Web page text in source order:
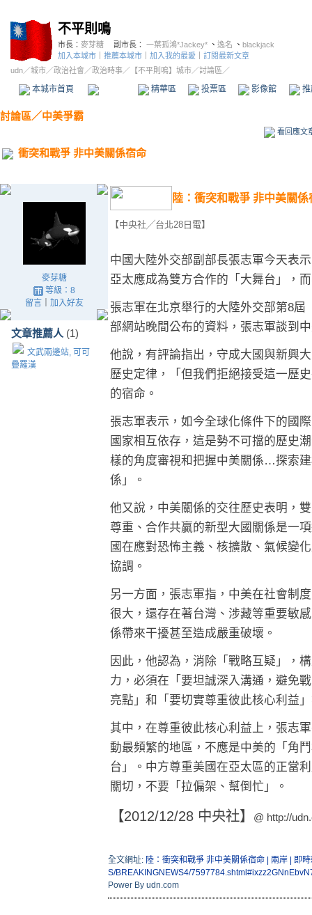
不平則鳴
市長： 麥芽糖 副市長： 一葉孤鴻*Jackey* 、 逸名 、 blackjack
加入本城市
推薦本城市 加入我的最愛
訂閱最新文章
udn／城市／政治社會 ／政治時事／ 【不平則鳴】城市／討論區／
本城市首頁 精華區 投票區 影像館
討論區／中美爭霸
看回應文
衝突和戰爭 非中美關係宿命
麥芽糖
等級：8
留言｜ 加入好友
文章推薦人 (1)
文武兩邊站, 可可
疊羅漢
陸：衝突和戰爭 非中美關係
【中央社╱台北28日電】
中國大陸外交部副部長張志軍今天表
亞太應成為雙方合作的「大舞台」，
張志軍在北京舉行的大陸外交部第8
部網站晚間公布的資料，張志軍談到
他說，有評論指出，守成大國與新興
歷史定律，「但我們拒絕接受這一歷
的宿命。
張志軍表示，如今全球化條件下的國
國家相互依存，這是勢不可擋的歷史
樣的角度審視和把握中美關係…探索
係」。
他又說，中美關係的交往歷史表明，
尊重、合作共贏的新型大國關係是一
國在應對恐怖主義、核擴散、氣候變
協調。
另一方面，張志軍指，中美在社會制
很大，還存在著台灣、涉藏等重要敏
係帶來干擾甚至造成嚴重破壞。
因此，他認為，消除「戰略互疑」，
力，必須在「要坦誠深入溝通，避免
亮點」和「要切實尊重彼此核心利益
其中，在尊重彼此核心利益上，張志
動最頻繁的地區，不應是中美的「角
台」。中方尊重美國在亞太區的正當
關切，不要「拉偏架、幫倒忙」。
【2012/12/28 中央社】 @ http://
全文網址: 陸：衝突和戰爭 非中美關係宿命 | 兩岸 | 即
S/BREAKINGNEWS4/
Power By udn.com